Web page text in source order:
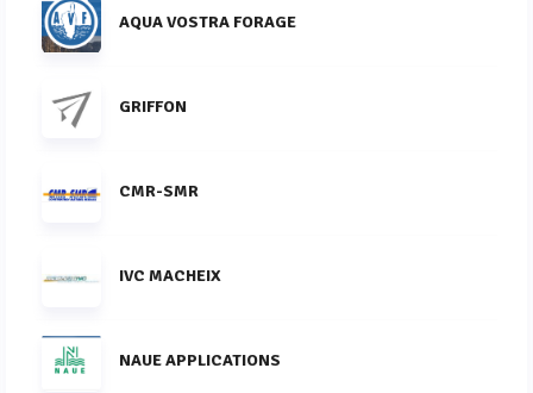
AQUA VOSTRA FORAGE
GRIFFON
CMR-SMR
IVC MACHEIX
NAUE APPLICATIONS